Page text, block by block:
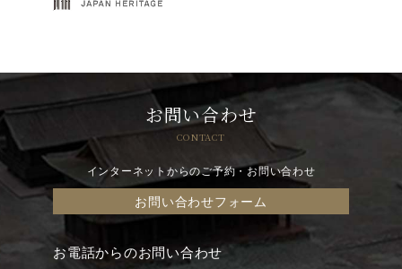
お問い合わせ
CONTACT
インターネットからのご予約・お問い合わせ
お問い合わせフォーム
お電話からのお問い合わせ